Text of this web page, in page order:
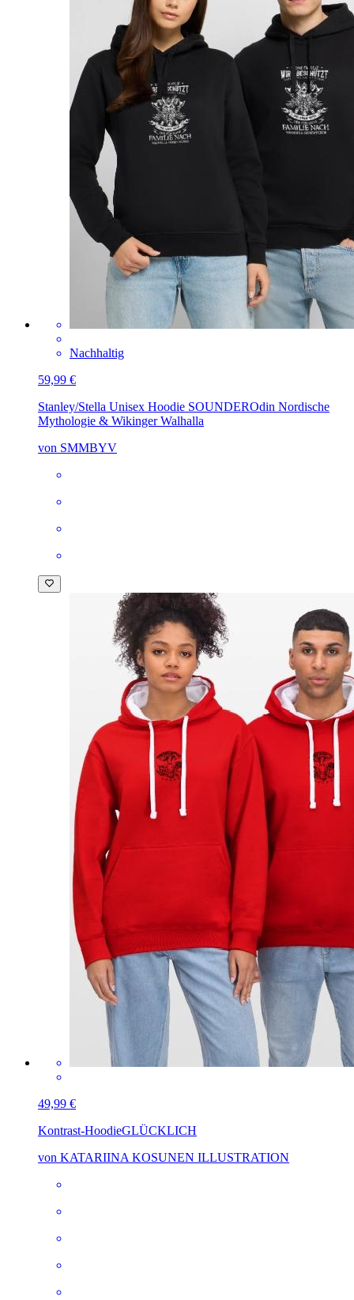
Nachhaltig
59,99 €
Stanley/Stella Unisex Hoodie SOUNDEROdin Nordische
Mythologie & Wikinger Walhalla
von SMMBYV
49,99 €
Kontrast-HoodieGLÜCKLICH
von KATARIINA KOSUNEN ILLUSTRATION